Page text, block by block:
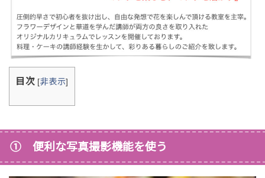
目次 [非表示]
① 便利な写真撮影機能を使う